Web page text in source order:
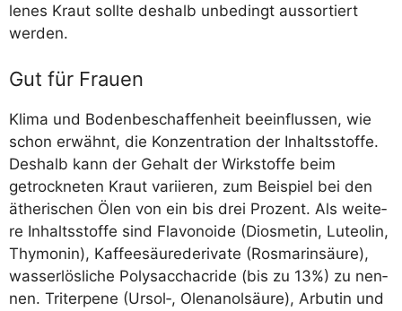
le­nes Kraut soll­te des­halb unbe­dingt aus­sor­tiert
werden.
Gut für Frauen
Kli­ma und Boden­be­schaf­fen­heit beein­flus­sen, wie
schon erwähnt, die Kon­zen­tra­ti­on der Inhalts­stof­fe.
Des­halb kann der Gehalt der Wirk­stof­fe beim
getrock­ne­ten Kraut vari­ie­ren, zum Bei­spiel bei den
äthe­ri­schen Ölen von ein bis drei Pro­zent. Als wei­te­
re Inhalts­stof­fe sind Fla­vo­no­ide (Diosme­tin, Luteo­lin,
Thy­mo­nin), Kaf­fee­säu­re­de­ri­va­te (Ros­ma­rin­säu­re),
was­ser­lös­li­che Polys­acchacri­de (bis zu 13%) zu nen­
nen. Tri­ter­pe­ne (Ursol‑, Olen­a­nol­säu­re), Arbu­tin und